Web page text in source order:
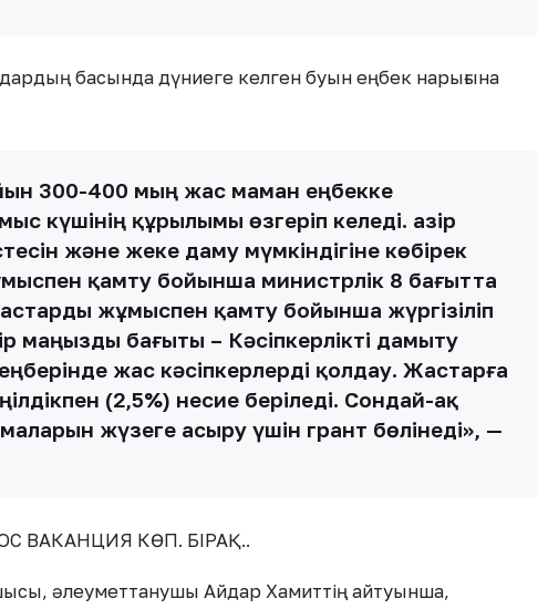
басында дүниеге келген буын еңбек нарығына
300-400 мың жас маман еңбекке
күшінің құрылымы өзгеріп келеді. Қазір
және жеке даму мүмкіндігіне көбірек
қамту бойынша министрлік 8 бағытта
жұмыспен қамту бойынша жүргізіліп
маңызды бағыты – Кәсіпкерлікті дамыту
жас кәсіпкерлерді қолдау. Жастарға
(2,5%) несие беріледі. Сондай-ақ
жүзеге асыру үшін грант бөлінеді», —
ВАКАНЦИЯ КӨП. БІРАҚ..
әлеуметтанушы Айдар Хамиттің айтуынша,